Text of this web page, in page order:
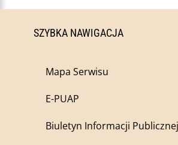
SZYBKA NAWIGACJA
Mapa Serwisu
E-PUAP
Biuletyn Informacji Publicznej